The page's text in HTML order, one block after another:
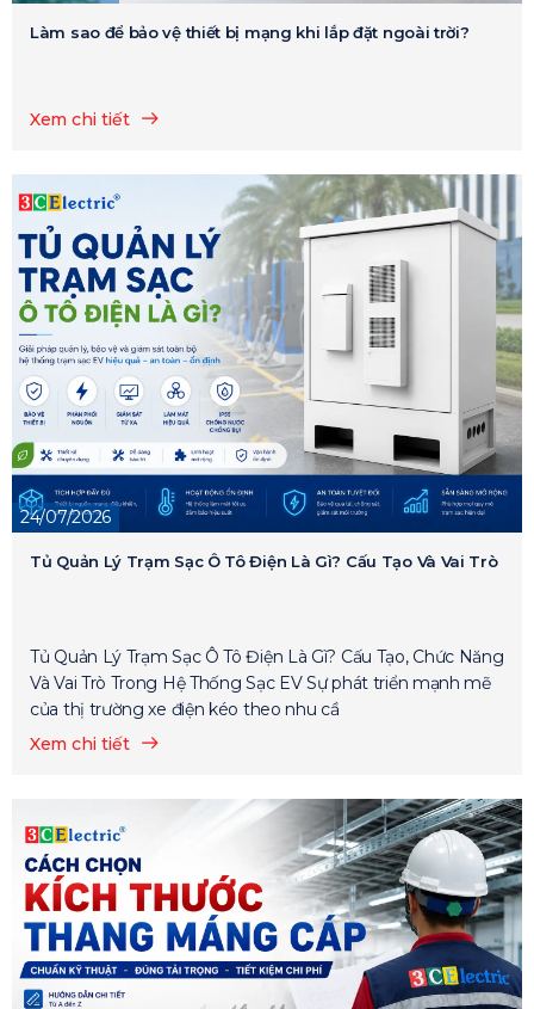
Làm sao để bảo vệ thiết bị mạng khi lắp đặt ngoài trời?
Xem chi tiết
24/07/2026
Tủ Quản Lý Trạm Sạc Ô Tô Điện Là Gì? Cấu Tạo Và Vai Trò
Tủ Quản Lý Trạm Sạc Ô Tô Điện Là Gì? Cấu Tạo, Chức Năng
Và Vai Trò Trong Hệ Thống Sạc EV Sự phát triển mạnh mẽ
của thị trường xe điện kéo theo nhu cầ
Xem chi tiết